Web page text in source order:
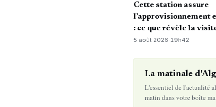
Cette station assure
l’approvisionnement
: ce que révèle la
5 août 2026· 19h42
La matinale
L'essentiel de l'actualité
matin dans votre boîte